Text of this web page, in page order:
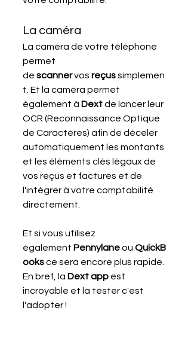
‍La caméra
La caméra de votre téléphone
permet
de scanner vos reçus simplemen
t. Et la caméra permet
également à Dext de lancer leur
OCR (Reconnaissance Optique
de Caractères) afin de déceler
automatiquement les montants
et les éléments clés légaux de
vos reçus et factures et de
l'intégrer à votre comptabilité
directement.
Et si vous utilisez
également Pennylane ou QuickB
ooks ce sera encore plus rapide.
‍En bref, la Dext app est
incroyable et la tester c'est
l'adopter !